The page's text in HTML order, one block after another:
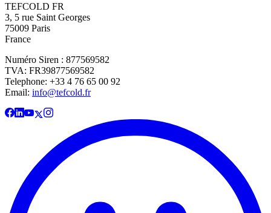
TEFCOLD FR
3, 5 rue Saint Georges
75009 Paris
France
Numéro Siren : 877569582
TVA: FR39877569582
Telephone: +33 4 76 65 00 92
Email: info@tefcold.fr